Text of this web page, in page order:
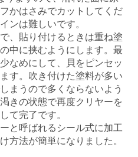
かはさみでカットしてくだ
ンは難しいです。
、貼り付けるときは重ね塗
中に挟むようにします。最
なめにして、貝をピンセッ
す。吹き付けた塗料が多い
まうので多くならないよう
きの状態で再度クリヤーを
て完了です。
と呼ばれるシール式に加工
方法が簡単になりました。